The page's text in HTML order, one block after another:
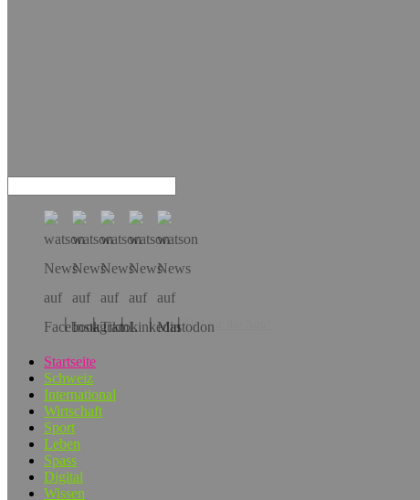
Hol dir die App!
Startseite
Schweiz
International
Wirtschaft
Sport
Leben
Spass
Digital
Wissen